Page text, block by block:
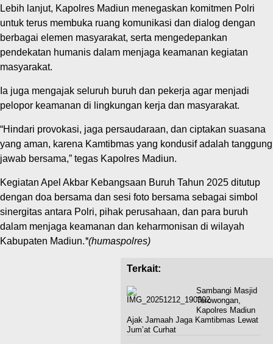
Lebih lanjut, Kapolres Madiun menegaskan komitmen Polri
untuk terus membuka ruang komunikasi dan dialog dengan
berbagai elemen masyarakat, serta mengedepankan
pendekatan humanis dalam menjaga keamanan kegiatan
masyarakat.
Ia juga mengajak seluruh buruh dan pekerja agar menjadi
pelopor keamanan di lingkungan kerja dan masyarakat.
“Hindari provokasi, jaga persaudaraan, dan ciptakan suasana
yang aman, karena Kamtibmas yang kondusif adalah tanggung
jawab bersama,” tegas Kapolres Madiun.
Kegiatan Apel Akbar Kebangsaan Buruh Tahun 2025 ditutup
dengan doa bersama dan sesi foto bersama sebagai simbol
sinergitas antara Polri, pihak perusahaan, dan para buruh
dalam menjaga keamanan dan keharmonisan di wilayah
Kabupaten Madiun.*(humaspolres)
Terkait:
Sambangi Masjid
Terowongan,
Kapolres Madiun
Ajak Jamaah Jaga Kamtibmas Lewat
Jum’at Curhat